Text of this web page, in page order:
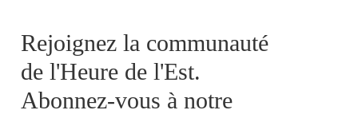
Rejoignez la communauté
de l'Heure de l'Est.
Abonnez-vous à notre